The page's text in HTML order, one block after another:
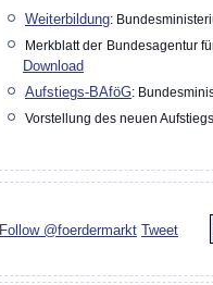
Weiterbildung:
Merkblatt der Bundesagentur
Download
Aufstiegs-BAföG:
Vorstellung des neuen
Follow @foerdermarkt Tweet